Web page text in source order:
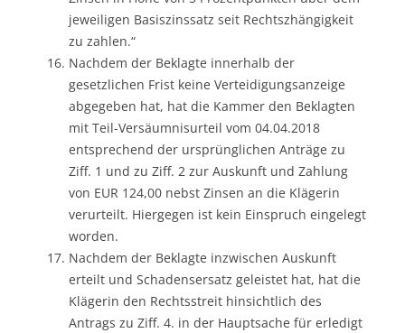
jeweiligen Basiszinssatz seit Rechtszhängigkeit
zu zahlen.“
Nachdem der Beklagte innerhalb der
gesetzlichen Frist keine Verteidigungsanzeige
abgegeben hat, hat die Kammer den Beklagten
mit Teil-Versäumnisurteil vom 04.04.2018
entsprechend der ursprünglichen Anträge zu
Ziff. 1 und zu Ziff. 2 zur Auskunft und Zahlung
von EUR 124,00 nebst Zinsen an die Klägerin
verurteilt. Hiergegen ist kein Einspruch eingelegt
worden.
Nachdem der Beklagte inzwischen Auskunft
erteilt und Schadensersatz geleistet hat, hat die
Klägerin den Rechtsstreit hinsichtlich des
Antrags zu Ziff. 4. in der Hauptsache für erledigt